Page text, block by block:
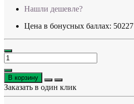
Нашли дешевле?
Цена в бонусных баллах: 50227
В корзину
Заказать в один клик